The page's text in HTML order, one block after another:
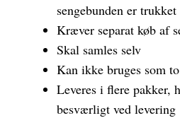
sengebunden er
Kræver separat køb af
Skal samles selv
Kan ikke bruges som
Leveres i flere pakker,
besværligt ved levering